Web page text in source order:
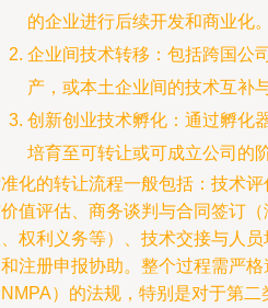
的企业进行后续开发和商业化。
企业间技术转移：包括跨国公
产，或本土企业间的技术互补
创新创业技术孵化：通过孵化
培育至可转让或可成立公司的阶
化的转让流程一般包括：技术
值评估、商务谈判与合同签订
权利义务等）、技术交接与人
注册申报协助。整个过程需严
）的法规，特别是对于第